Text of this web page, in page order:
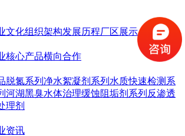
文化组织架构发展历程厂区展示
核心产品横向合作
脱氮系列 净水絮凝剂系列 水质快速检测系
河湖黑臭水体治理缓蚀阻垢剂系列 反渗透
理剂
资讯